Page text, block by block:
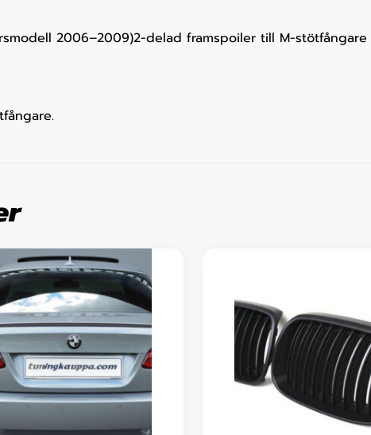
2006–2009)2-delad framspoiler till M-stötfångare